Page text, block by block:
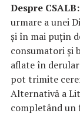
Despre CSALB:
urmare a unei
și în mai puțin
consumatori și
aflate în
pot trimite
Alternativă a
completând